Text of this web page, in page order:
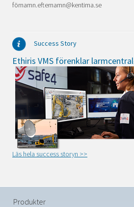
förnamn.efternamn@kentima.se
Success Story
Ethiris VMS förenklar
Läs hela success storyn >>
Produkter